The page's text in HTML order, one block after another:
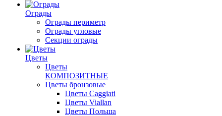
Ограды
Ограды периметр
Ограды угловые
Секции ограды
Цветы
Цветы
КОМПОЗИТНЫЕ
Цветы бронзовые
Цветы Caggiati
Цветы Viallan
Цветы Польша